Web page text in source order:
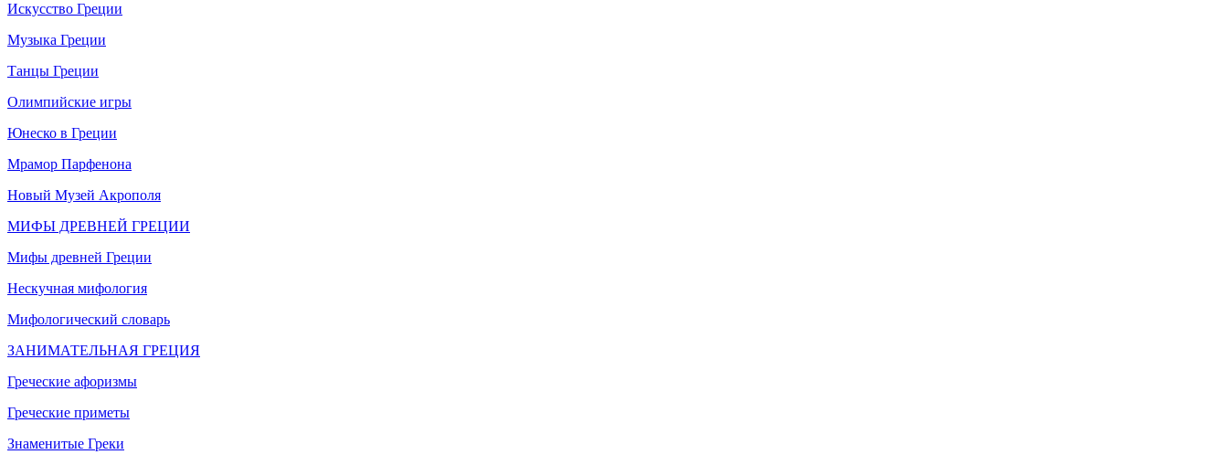
Искусство Греции
Музыка Греции
Танцы Греции
Олимпийские игры
Юнеско в Греции
Мрамор Парфенона
Новый Музей Акрополя
МИФЫ ДРЕВНЕЙ ГРЕЦИИ
Мифы древней Греции
Нескучная мифология
Мифологический словарь
ЗАНИМАТЕЛЬНАЯ ГРЕЦИЯ
Греческие афоризмы
Греческие приметы
Знаменитые Греки